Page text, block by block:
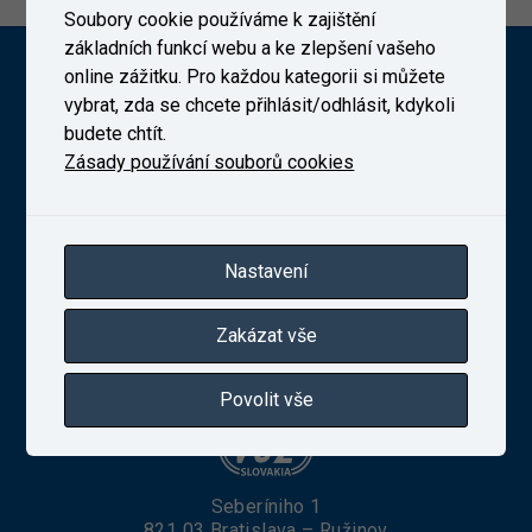
Výzkumný Ústav Železniční, a. s. (VUZ)
IČ 27257258
Zapsaná v obchodním rejstříku vedeném Městským
VUZ Slovakia, s. r. o.
Seberíniho 1
Soubory cookie používáme k zajištění
základních funkcí webu a ke zlepšení vašeho
online zážitku. Pro každou kategorii si můžete
vybrat, zda se chcete přihlásit/odhlásit, kdykoli
budete chtít.
Zásady používání souborů cookies
Nastavení
Zakázat vše
Povolit vše